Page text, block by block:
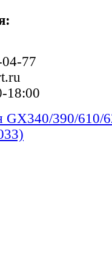
77
18:00
GX340/390/610/